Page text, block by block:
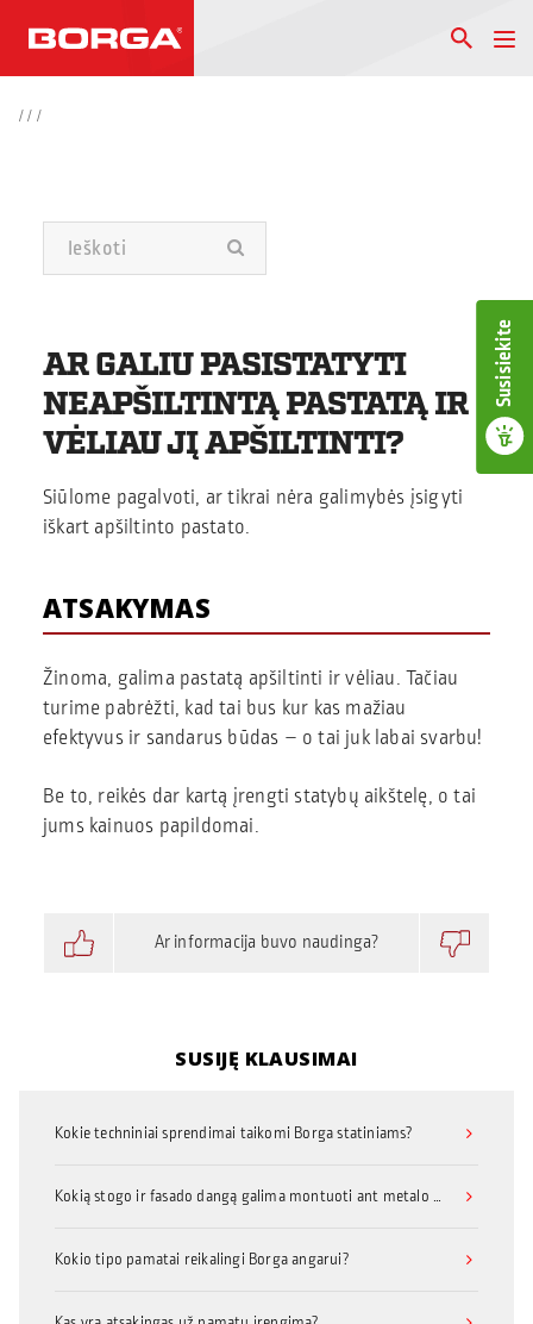
Susisiekite
// /
AR GALIU PASISTATYTI
NEAPŠILTINTĄ PASTATĄ IR
VĖLIAU JĮ APŠILTINTI?
Siūlome pagalvoti, ar tikrai nėra galimybės įsigyti
iškart apšiltinto pastato.
ATSAKYMAS
Žinoma, galima pastatą apšiltinti ir vėliau. Tačiau
turime pabrėžti, kad tai bus kur kas mažiau
efektyvus ir sandarus būdas – o tai juk labai svarbu!
Be to, reikės dar kartą įrengti statybų aikštelę, o tai
jums kainuos papildomai.
Ar informacija buvo naudinga?
SUSIJĘ KLAUSIMAI
Kokie techniniai sprendimai taikomi Borga statiniams?
Kokią stogo ir fasado dangą galima montuoti ant metalo konstrukcijų statinio?
Kokio tipo pamatai reikalingi Borga angarui?